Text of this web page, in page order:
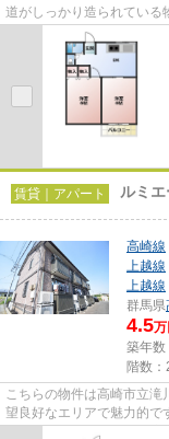
道がしっかり造られている
ーデン」のここがイチオシ
賃貸｜アパート ルミ
高崎線
上越線
上越線
群馬県
4.5万
築年数
階数：
こちらの物件は高崎市立
望良好なエリアで魅力的で